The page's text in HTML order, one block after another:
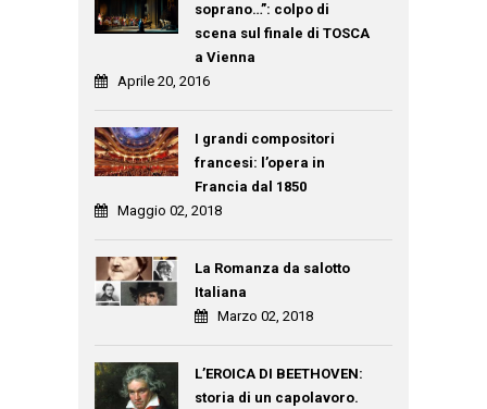
soprano…”: colpo di
scena sul finale di TOSCA
a Vienna
Aprile 20, 2016
I grandi compositori
francesi: l’opera in
Francia dal 1850
Maggio 02, 2018
La Romanza da salotto
Italiana
Marzo 02, 2018
L’EROICA DI BEETHOVEN:
storia di un capolavoro.